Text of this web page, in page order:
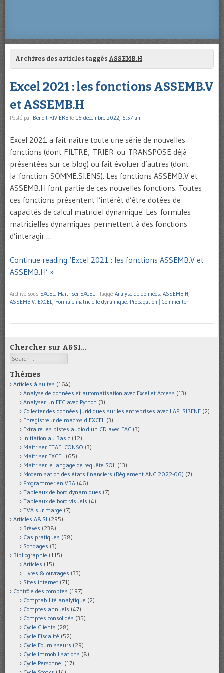
Archives des articles taggés ASSEMB.H
Excel 2021 : les fonctions ASSEMB.V
et ASSEMB.H
Posté par Benoît RIVIERE le 16 décembre 2022, 6:57 am
Excel 2021 a fait naître toute une série de nouvelles
fonctions (dont FILTRE, TRIER ou TRANSPOSE déjà
présentées sur ce blog) ou fait évoluer d’autres (dont
la fonction SOMME.SI.ENS). Les fonctions ASSEMB.V et
ASSEMB.H font partie de ces nouvelles fonctions. Toutes
ces fonctions présentent l’intérêt d’être dotées de
capacités de calcul matriciel dynamique. Les formules
matricielles dynamiques permettent à des fonctions
d’interagir …
Continue reading ‘Excel 2021 : les fonctions ASSEMB.V et
ASSEMB.H’ »
Archivé sous EXCEL, Maîtriser EXCEL Taggé Analyse de données, ASSEMB.H,
ASSEMB.V, EXCEL, Formule matricielle dynamique, Propagation Commenter
Chercher sur A&SI…
Search
Thèmes
Articles à suites (164)
Analyse de données et automatisation avec Excel et Access (13)
Analyser un FEC avec Python (3)
Collecter des données juridiques sur les entreprises avec l'API SIRENE (2)
Enregistreur de macros d'EXCEL (3)
Extraire les pistes audio d'un CD avec EAC (3)
Initiation au Basic (12)
Maîtriser ETAFI CONSO (3)
Maîtriser EXCEL (65)
Maîtriser le langage de requête SQL (13)
Modernisation des états financiers (Règlement ANC 2022-06) (7)
Programmer en VBA (46)
Tableaux de bord dynamiques (7)
Tableaux de bord visuels (4)
TVA sur marge (7)
Articles A&SI (295)
Brèves (238)
Cas pratiques (58)
Sondages (3)
Bibliographie (115)
Articles (15)
Livres & ouvrages (33)
Sites internet (71)
Contrôle des comptes (197)
Comptabilité analytique (2)
Comptes annuels (47)
Comptes consolidés (35)
Cycle Clients (28)
Cycle Fiscalité (52)
Cycle Fournisseurs (29)
Cycle Immobilisations (8)
Cycle Personnel (17)